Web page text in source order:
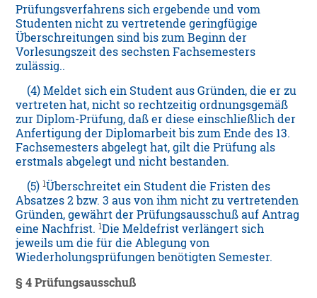
Prüfungsverfahrens sich ergebende und vom
Studenten nicht zu vertretende geringfügige
Überschreitungen sind bis zum Beginn der
Vorlesungszeit des sechsten Fachsemesters
zulässig..
(4) Meldet sich ein Student aus Gründen, die er zu
vertreten hat, nicht so rechtzeitig ordnungsgemäß
zur Diplom-Prüfung, daß er diese einschließlich der
Anfertigung der Diplomarbeit bis zum Ende des 13.
Fachsemesters abgelegt hat, gilt die Prüfung als
erstmals abgelegt und nicht bestanden.
(5)1Überschreitet ein Student die Fristen des
Absatzes 2 bzw. 3 aus von ihm nicht zu vertretenden
Gründen, gewährt der Prüfungsausschuß auf Antrag
eine Nachfrist.1Die Meldefrist verlängert sich
jeweils um die für die Ablegung von
Wiederholungsprüfungen benötigten Semester.
§ 4 Prüfungsausschuß